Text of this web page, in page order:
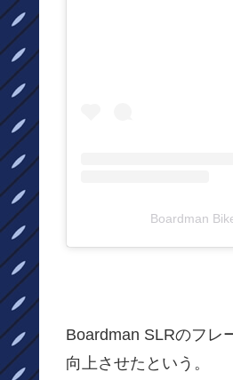
Boardman
Boardman SLRのフレ
向上させたという。